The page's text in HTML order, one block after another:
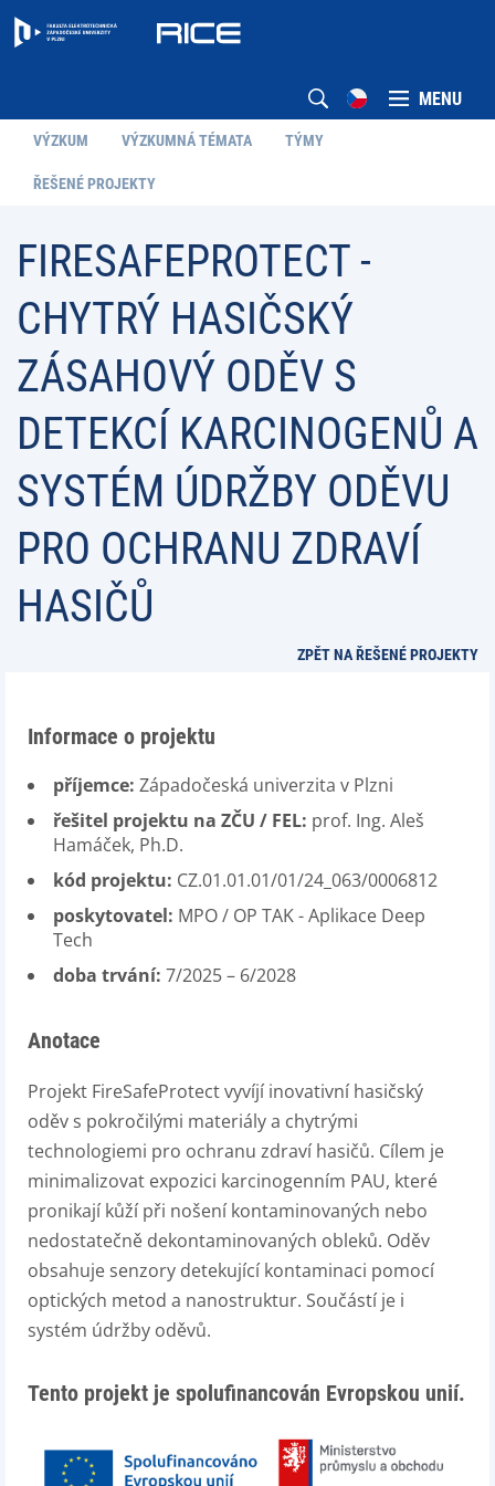
MENU
VÝZKUM VÝZKUMNÁ TÉMATA TÝMY
ŘEŠENÉ PROJEKTY
FIRESAFEPROTECT -
CHYTRÝ HASIČSKÝ
ZÁSAHOVÝ ODĚV S
DETEKCÍ KARCINOGENŮ A
SYSTÉM ÚDRŽBY ODĚVU
PRO OCHRANU ZDRAVÍ
HASIČŮ
ZPĚT NA ŘEŠENÉ PROJEKTY
Informace o projektu
příjemce: Západočeská univerzita v Plzni
řešitel projektu na ZČU / FEL: prof. Ing. Aleš
Hamáček, Ph.D.
kód projektu: CZ.01.01.01/01/24_063/0006812
poskytovatel: MPO / OP TAK - Aplikace Deep
Tech
doba trvání: 7/2025 – 6/2028
Anotace
Projekt FireSafeProtect vyvíjí inovativní hasičský
oděv s pokročilými materiály a chytrými
technologiemi pro ochranu zdraví hasičů. Cílem je
minimalizovat expozici karcinogenním PAU, které
pronikají kůží při nošení kontaminovaných nebo
nedostatečně dekontaminovaných obleků. Oděv
obsahuje senzory detekující kontaminaci pomocí
optických metod a nanostruktur. Součástí je i
systém údržby oděvů.
Tento projekt je spolufinancován Evropskou unií.